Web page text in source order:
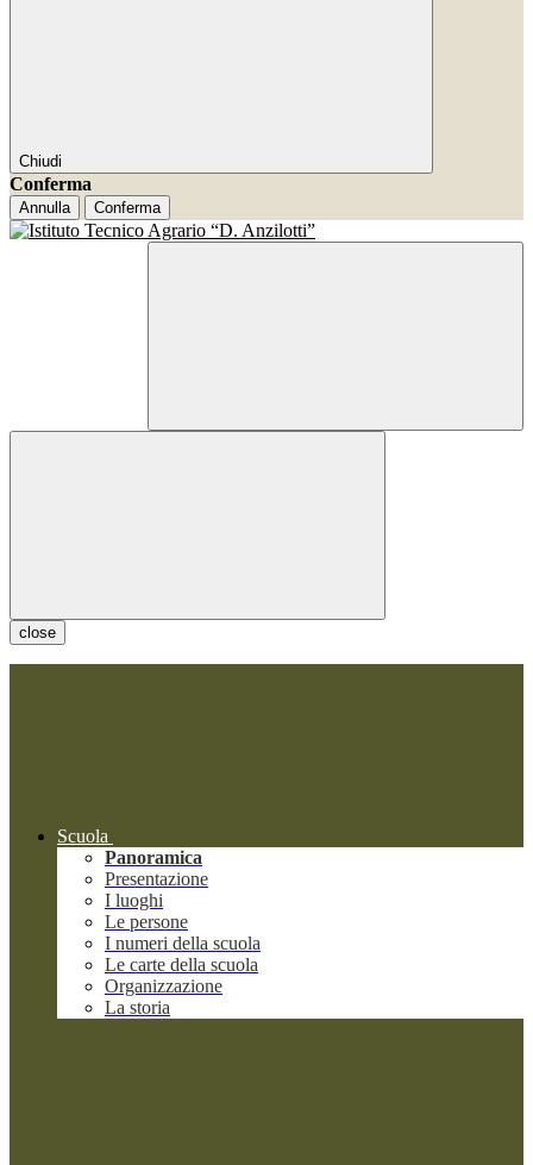
Chiudi
Conferma
Annulla Conferma
close
Scuola
Panoramica
Presentazione
I luoghi
Le persone
I numeri della scuola
Le carte della scuola
Organizzazione
La storia